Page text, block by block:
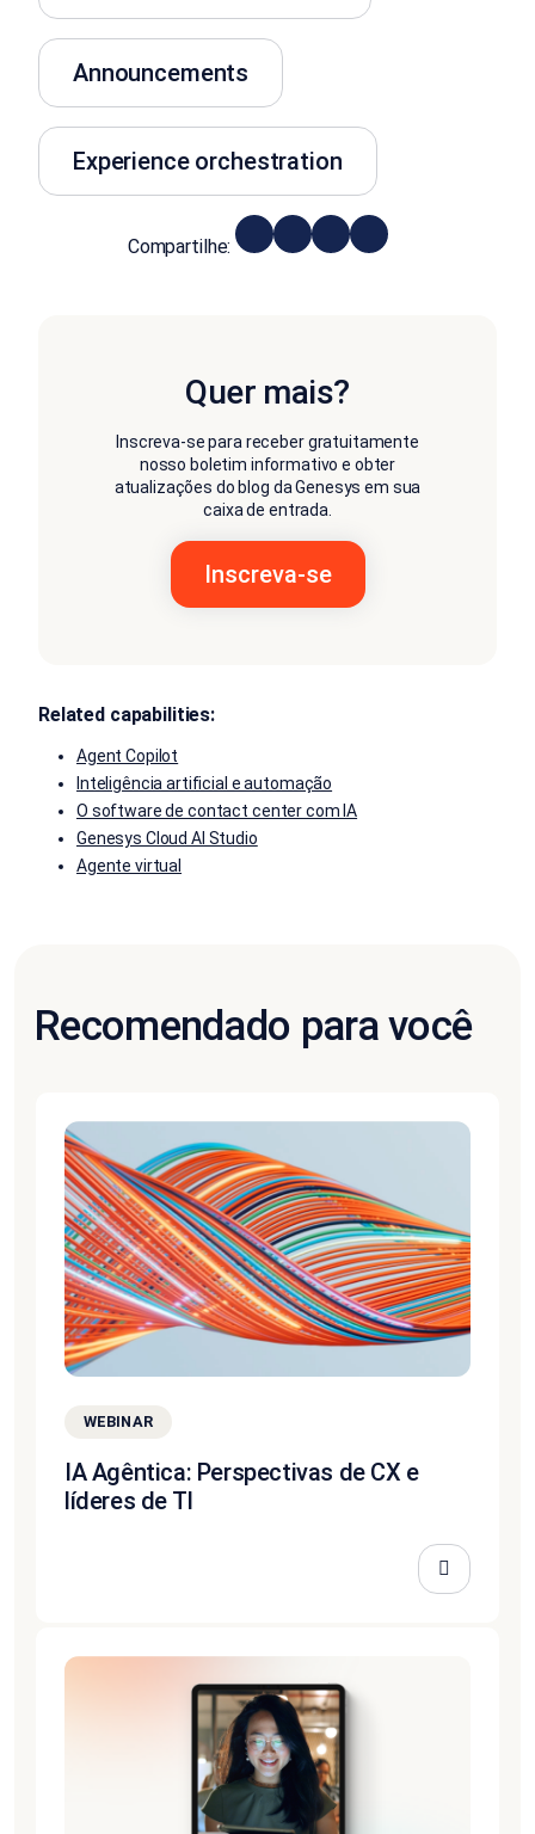
Announcements
Experience orchestration
Compartilhe:
Quer mais?
Inscreva-se para receber gratuitamente
nosso boletim informativo e obter
atualizações do blog da Genesys em sua
caixa de entrada.
Related capabilities:
Agent Copilot
Inteligência artificial e automação
O software de contact center com IA
Genesys Cloud AI Studio
Agente virtual
Recomendado para você
WEBINAR
IA Agêntica: Perspectivas de CX e
líderes de TI